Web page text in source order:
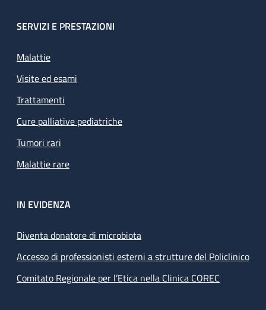
SERVIZI E PRESTAZIONI
Malattie
Visite ed esami
Trattamenti
Cure palliative pediatriche
Tumori rari
Malattie rare
IN EVIDENZA
Diventa donatore di microbiota
Accesso di professionisti esterni a strutture del Policlinico
Comitato Regionale per l’Etica nella Clinica COREC